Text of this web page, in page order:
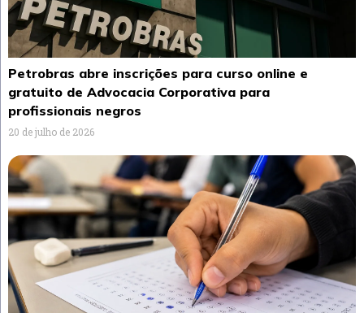
Petrobras abre inscrições para curso online e
gratuito de Advocacia Corporativa para
profissionais negros
20 de julho de 2026